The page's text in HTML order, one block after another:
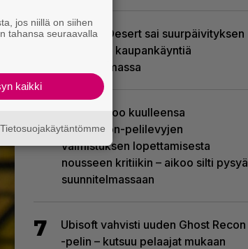
5
Crimson Desert sai suurpäivityksen
– uudistaa kaupankäyntiä
pelimaailmassa
Sony kertoo kuulleensa
PlayStation-pelilevyjen
valmistuksen lopettamisesta
nousseen kritiikin – aikoo silti pysyä
suunnitelmassaan
7
Ubisoft vahvisti uuden Ghost Recon
-pelin – kutsuu pelaajat mukaan
jos niillä on siihen
tahansa seuraavalla
kaikki
Tietosuojakäytäntömme